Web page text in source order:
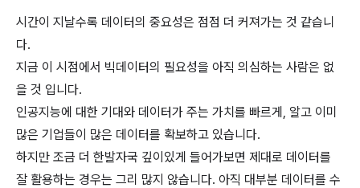
시간이 지날수록 데이터의 중요성은 점점 더 커져가는 것 같습니
다.
지금 이 시점에서 빅데이터의 필요성을 아직 의심하는 사람은 없
을 것 입니다.
인공지능에 대한 기대와 데이터가 주는 가치를 빠르게, 알고 이미
많은 기업들이 많은 데이터를 확보하고 있습니다.
하지만 조금 더 한발자국 깊이있게 들어가보면 제대로 데이터를
잘 활용하는 경우는 그리 많지 않습니다. 아직 대부분 데이터를 수